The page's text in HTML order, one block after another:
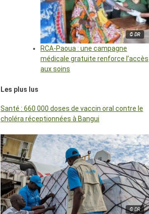
© DR
RCA-Paoua : une campagne
médicale gratuite renforce l’accès
aux soins
Les plus lus
Santé : 660 000 doses de vaccin oral contre le
choléra réceptionnées à Bangui
© DR